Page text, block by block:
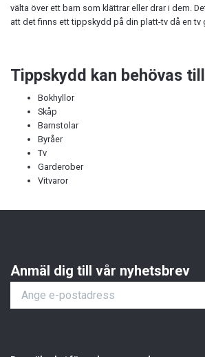
välta över ett barn som klättrar eller drar i dem.
att det finns ett tippskydd på din platt-tv då en tv
Tippskydd kan behövas
Bokhyllor
Skåp
Barnstolar
Byråer
Tv
Garderober
Vitvaror
Anmäl dig till vår nyhetsbrev